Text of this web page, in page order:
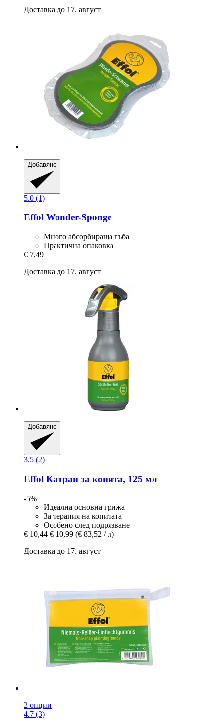
Доставка до 17. август
Добавяне
5.0 (1)
Effol Wonder-​Sponge
Много абсорбираща гъба
Практична опаковка
€ 7,49
Доставка до 17. август
Добавяне
3.5 (2)
Effol Катран за копита, 125 мл
-5%
Идеална основна грижа
За терапия на копитата
Особено след подрязване
€ 10,44 € 10,99 (€ 83,52 / л)
Доставка до 17. август
2 опции
4.7 (3)